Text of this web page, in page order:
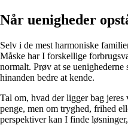
Når uenigheder
Selv i de mest harmoniske
Måske har I forskellige
normalt. Prøv at se
hinanden bedre at kende.
Tal om, hvad der ligger bag
penge, men om tryghed, frihed
perspektiver kan I finde